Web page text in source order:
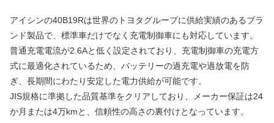
アイシンの40B19Rは世界のトヨタグループに供給実績のあるブラ
ンド製品で、標準車だけでなく充電制御車にも対応しています。
普通充電電流が2.6Aと低く設定されており、充電制御車の充電方
式に最適化されているため、バッテリーの過充電や過放電を防
ぎ、長期間にわたり安定した電力供給が可能です。
JIS規格に準拠した品質基準をクリアしており、メーカー保証は24
か月または4万kmと、信頼性の高さの裏付けとなっています。